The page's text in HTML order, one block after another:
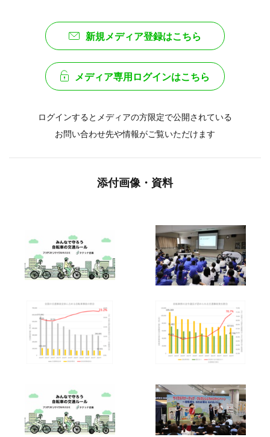
新規メディア登録はこちら
メディア専用ログインはこちら
ログインするとメディアの方限定で公開されている
お問い合わせ先や情報がご覧いただけます
添付画像・資料